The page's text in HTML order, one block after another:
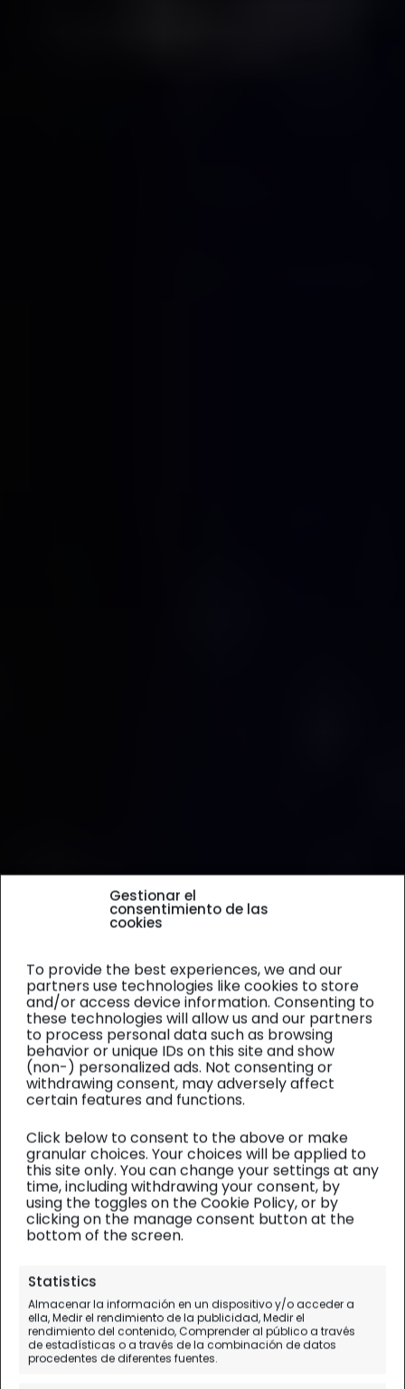
Gestionar el
consentimiento de las
cookies
To provide the best experiences, we and our
partners use technologies like cookies to store
and/or access device information. Consenting to
these technologies will allow us and our partners
to process personal data such as browsing
behavior or unique IDs on this site and show
(non-) personalized ads. Not consenting or
withdrawing consent, may adversely affect
certain features and functions.
Click below to consent to the above or make
granular choices. Your choices will be applied to
this site only. You can change your settings at any
time, including withdrawing your consent, by
using the toggles on the Cookie Policy, or by
clicking on the manage consent button at the
bottom of the screen.
Statistics
Almacenar la información en un dispositivo y/o acceder a
ella, Medir el rendimiento de la publicidad, Medir el
rendimiento del contenido, Comprender al público a través
de estadísticas o a través de la combinación de datos
procedentes de diferentes fuentes.
Vuelo a Madagascar desde
Madrid con Turkish Airlines